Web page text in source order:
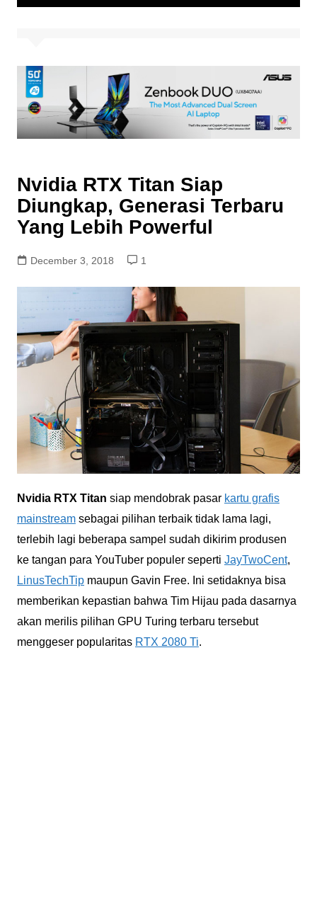
Nvidia RTX Titan Siap
Diungkap, Generasi Terbaru
Yang Lebih Powerful
December 3, 2018 1
Nvidia RTX Titan siap mendobrak pasar kartu grafis
mainstreamsebagai pilihan terbaik tidak lama lagi,
terlebih lagi beberapa sampel sudah dikirim produsen
ke tangan para YouTuber populer seperti JayTwoCent,
LinusTechTipmaupun Gavin Free. Ini setidaknya bisa
memberikan kepastian bahwa Tim Hijau pada dasarnya
akan merilis pilihan GPU Turing terbaru tersebut
menggeser popularitas RTX 2080 Ti.